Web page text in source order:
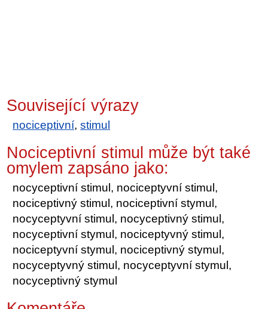
Související výrazy
nociceptivní,stimul
Nociceptivní stimul může být také
omylem zapsáno jako:
nocyceptivní stimul, nociceptyvní stimul,
nociceptivný stimul, nociceptivní stymul,
nocyceptyvní stimul, nocyceptivný stimul,
nocyceptivní stymul, nociceptyvný stimul,
nociceptyvní stymul, nociceptivný stymul,
nocyceptyvný stimul, nocyceptyvní stymul,
nocyceptivný stymul